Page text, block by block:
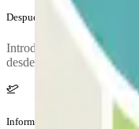
Después de tu viaje
Introduce en la barrera el
desde el primer minuto de
Información adicional